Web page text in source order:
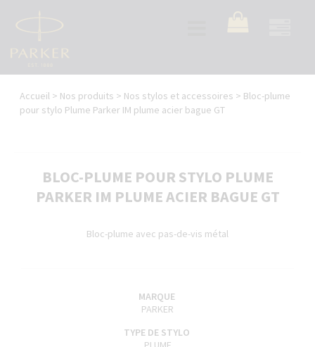
Vous
êtes
Accueil > Nos produits > Nos stylos et accessoires > Bloc-plume
pour stylo Plume Parker IM plume acier bague GT
BLOC-PLUME POUR STYLO PLUME
PARKER IM PLUME ACIER BAGUE GT
Bloc-plume avec pas-de-vis métal
MARQUE
PARKER
TYPE DE STYLO